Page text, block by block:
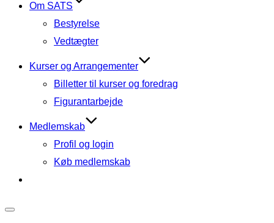
Om SATS
Bestyrelse
Vedtægter
Kurser og Arrangementer
Billetter til kurser og foredrag
Figurantarbejde
Medlemskab
Profil og login
Køb medlemskab